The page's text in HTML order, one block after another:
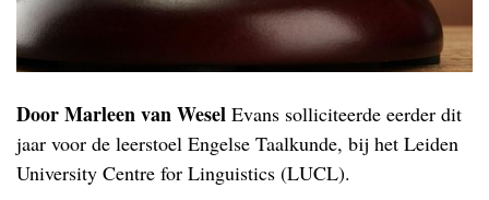
Door Marleen van Wesel Evans solliciteerde eerder dit
jaar voor de leerstoel Engelse Taalkunde, bij het Leiden
University Centre for Linguistics (LUCL).